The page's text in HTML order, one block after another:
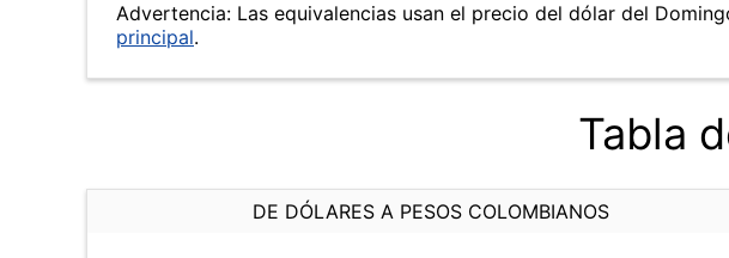
Advertencia: Las equivalencias usan el precio del dólar del
principal.
Tabla
DE DÓLARES A PESOS COLOMBIANOS